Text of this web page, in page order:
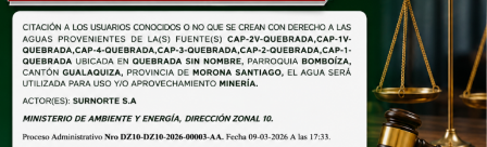
como turismo, biología, economía y planificación
estratégica, quienes emplearán herramientas digitales y
análisis de datos para atender las necesidades
prioritarias del territorio.